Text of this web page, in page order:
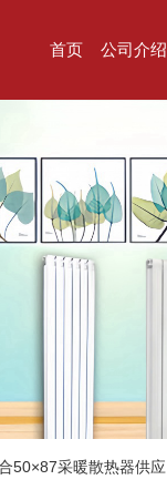
首页 公司介绍
50×87采暖散热器供应